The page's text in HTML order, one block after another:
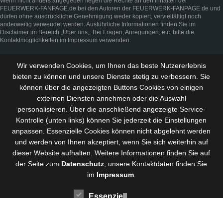
FEUERWERK-FANPAGE.de bei den Autoren der FEUERWERK-FANPAGE.de und
dürfen ohne ausdrückliche Genehmigung weder kopiert, vervielfältigt noch
anderweitig verwendet werden. Ausführliche Informationen finden Sie im
Disclaimer im Bereich „Über uns„. Bei Fragen, Anregungen, etc. bitte die
Kontaktmöglichkeiten im Impressum verwenden.
Wir verwenden Cookies, um Ihnen das beste Nutzererlebnis
bieten zu können und unsere Dienste stetig zu verbessern . Sie
können über die angezeigten Buttons Cookies von einigen
externen Diensten annehmen oder die Auswahl
personalisieren. Über die anschließend angezeigte Service-
Kontrolle (unten links) können Sie jederzeit die Einstellungen
anpassen. Essenzielle Cookies können nicht abgelehnt werden
und werden von Ihnen akzeptiert, wenn Sie sich weiterhin auf
dieser Website aufhalten. Weitere Informationen finden Sie auf
der Seite zum Datenschutz , unsere Kontaktdaten finden Sie
im Impressum.
Essenziell